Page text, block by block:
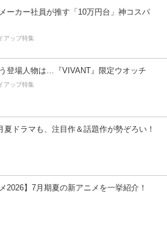
メーカー社員が推す「10万円台」神コスパ
アップ特集
登場人物は…『VIVANT』限定ウオッチ
アップ特集
夏ドラマも、注目作＆話題作が勢ぞろい！
2026】7月期夏の新アニメを一挙紹介！